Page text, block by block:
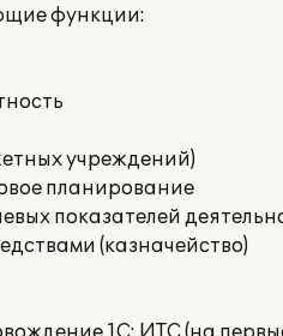
функции:
учреждений)
планирование
показателей
(казначейство)